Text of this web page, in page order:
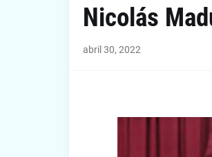
Nicolás
abril 30, 2022